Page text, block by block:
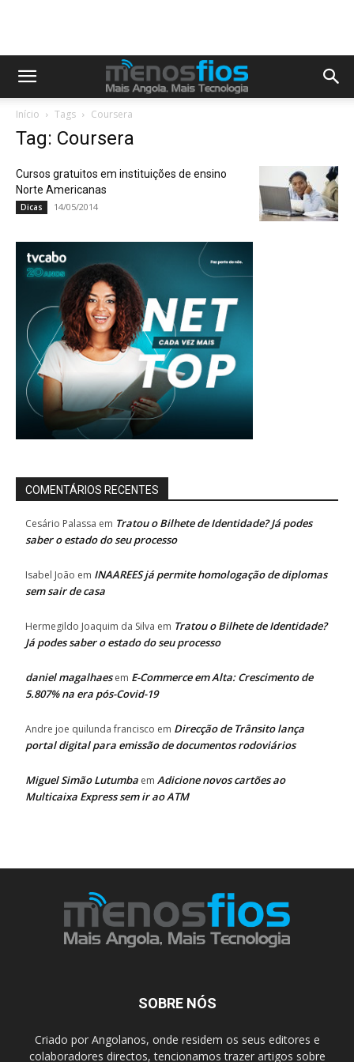
Início Tags Coursera
Tag: Coursera
Cursos gratuitos em instituições de ensino
Norte Americanas
Dicas 14/05/2014
COMENTÁRIOS RECENTES
Cesário Palassa em Tratou o Bilhete de Identidade? Já podes
saber o estado do seu processo
Isabel João em INAAREES já permite homologação de diplomas
sem sair de casa
Hermegildo Joaquim da Silva em Tratou o Bilhete de Identidade?
Já podes saber o estado do seu processo
daniel magalhaesem E-Commerce em Alta: Crescimento de
5.807% na era pós-Covid-19
Andre joe quilunda francisco em Direcção de Trânsito lança
portal digital para emissão de documentos rodoviários
Miguel Simão Lutumba em Adicione novos cartões ao
Multicaixa Express sem ir ao ATM
SOBRE NÓS
Criado por Angolanos, onde residem os seus editores e
colaboradores directos, tencionamos trazer artigos sobre